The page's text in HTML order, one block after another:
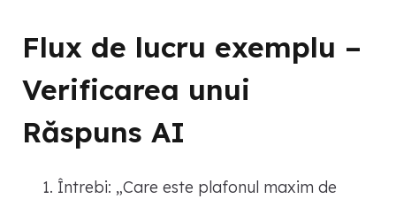
Flux de lucru exemplu –
Verificarea unui
Răspuns AI
Întrebi: „Care este plafonul maxim de